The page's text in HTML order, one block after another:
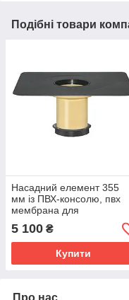
Подібні товари
Насадний елемент 355
мм із ПВХ-консолю, пвх
мембрана для
покрівельної воронки
SitaTrendy
5 100 ₴
Купити